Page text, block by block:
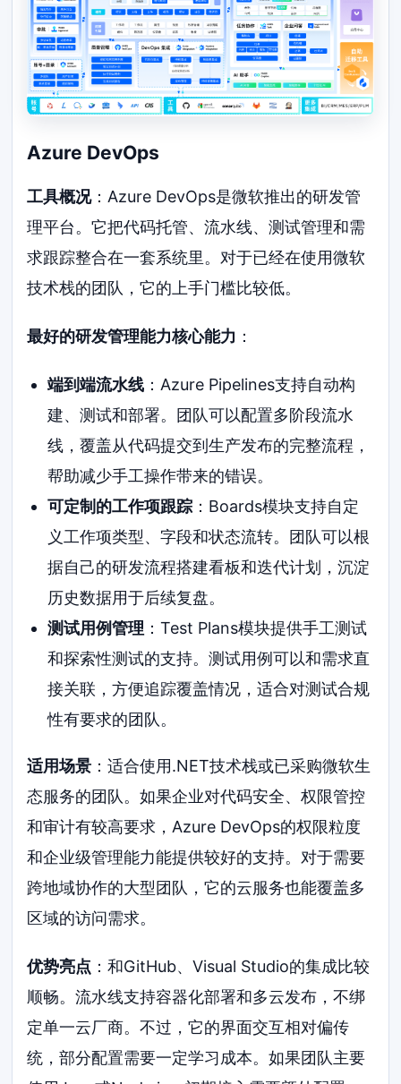
Azure DevOps
工具概况：Azure DevOps是微软推出的研发管
理平台。它把代码托管、流水线、测试管理和需
求跟踪整合在一套系统里。对于已经在使用微软
技术栈的团队，它的上手门槛比较低。
最好的研发管理能力核心能力 ：
端到端流水线：Azure Pipelines支持自动构
建、测试和部署。团队可以配置多阶段流水
线，覆盖从代码提交到生产发布的完整流程，
帮助减少手工操作带来的错误。
可定制的工作项跟踪：Boards模块支持自定
义工作项类型、字段和状态流转。团队可以根
据自己的研发流程搭建看板和迭代计划，沉淀
历史数据用于后续复盘。
测试用例管理 ：Test Plans模块提供手工测试
和探索性测试的支持。测试用例可以和需求直
接关联，方便追踪覆盖情况，适合对测试合规
性有要求的团队。
适用场景 ：适合使用.NET技术栈或已采购微软生
态服务的团队。如果企业对代码安全、权限管控
和审计有较高要求，Azure DevOps的权限粒度
和企业级管理能力能提供较好的支持。对于需要
跨地域协作的大型团队，它的云服务也能覆盖多
区域的访问需求。
优势亮点 ：和GitHub、Visual Studio的集成比较
顺畅。流水线支持容器化部署和多云发布，不绑
定单一云厂商。不过，它的界面交互相对偏传
统，部分配置需要一定学习成本。如果团队主要